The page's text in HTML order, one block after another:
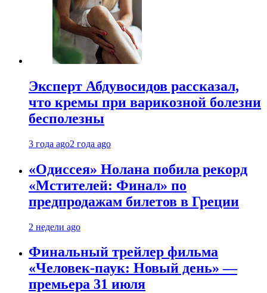
Эксперт Абдувосидов рассказал,
что кремы при варикозной болезни
бесполезны
3 года ago2 года ago
«Одиссея» Нолана побила рекорд
«Мстителей: Финал» по
предпродажам билетов в Греции
2 недели ago
Финальный трейлер фильма
«Человек-паук: Новый день» —
премьера 31 июля